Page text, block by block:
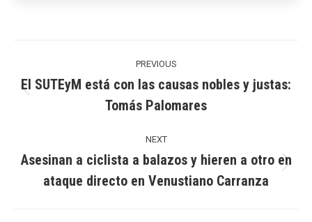
PREVIOUS
post:
El SUTEyM está con las causas nobles y justas:
Tomás Palomares
NEXT
post:
Asesinan a ciclista a balazos y hieren a otro en
ataque directo en Venustiano Carranza